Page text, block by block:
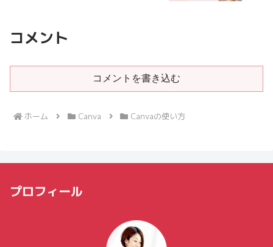
コメント
コメントを書き込む
ホーム Canva Canvaの使い方
プロフィール